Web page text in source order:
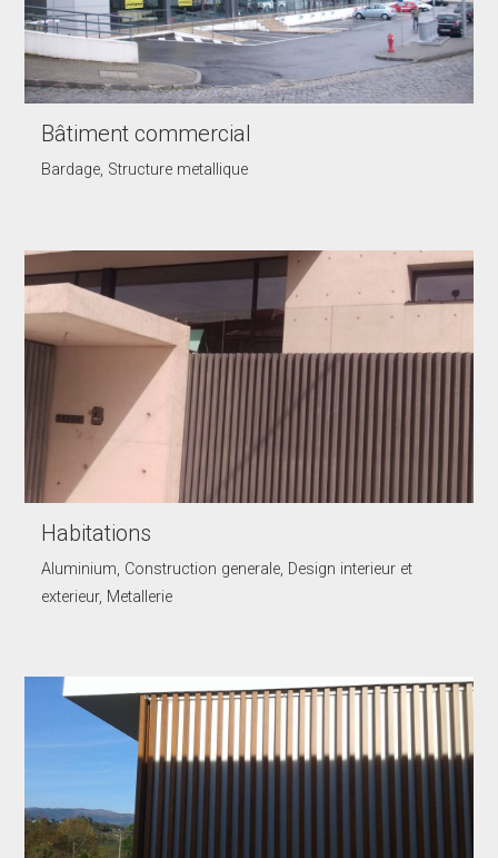
Bâtiment commercial
Bardage, Structure metallique
Habitations
Aluminium, Construction generale, Design interieur et
exterieur, Metallerie